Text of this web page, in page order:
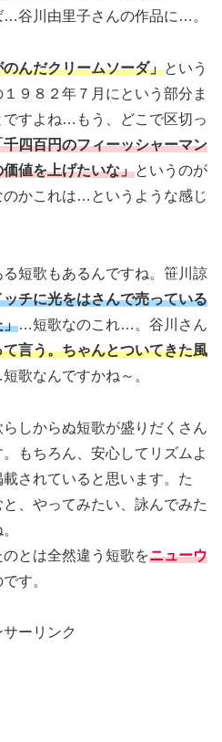
谷川由里子さんの作品に…。
んだクリームソーダ」という
９８２年７月にという部分ま
すよね…もう、どこで区切っ
千四百円のフィーッシャーマン
値を上げたいな」というのが
かこれは…というような感じ
短歌もあるんですね。笹川諒
チに光をはさんで売っている
」…短歌なのこれ…。谷川さん
言う。ちゃんとついてきた風
歌なんですかね～。
しからぬ短歌が盛りだくさん
もちろん、安心してリズムよ
されていると思います。た
、やってみたい、詠んでみた
とは全然違う短歌をニューウ
す。
ーリンク